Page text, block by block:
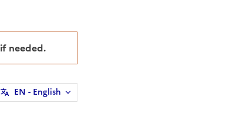
needed.
EN - English